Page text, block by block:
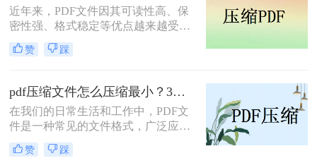
绍pdf文件怎么压缩大小方法来帮助您
压缩PDF文件。
近年来，PDF文件因其可读性高、保
密性强、格式稳定等优点越来越受到
人们的青睐。但是，随之而来的问题
就是文件大小过大且不便于共享和传
为了许多人关注的焦点。本文将为大
家详细介绍pdf怎么压缩的方法和技
巧，帮助您更高效地完成压缩任务，
让您的工作变得更加便捷！
赞 踩
pdf压缩文件怎么压缩最小？3种方法任你选择！
在我们的日常生活和工作中，PDF文
件是一种常见的文件格式，广泛应用
于各种场景。然而，有时候我们会遇
到PDF文件过大，导致传输、存储或
赞 踩